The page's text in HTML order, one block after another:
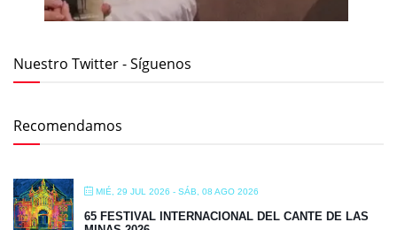
Nuestro Twitter - Síguenos
Recomendamos
MIÉ, 29 JUL 2026 - SÁB, 08 AGO 2026
65 FESTIVAL INTERNACIONAL DEL CANTE DE LAS